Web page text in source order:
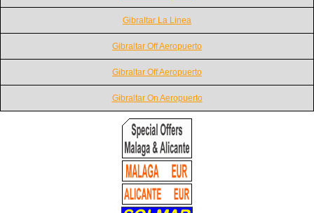
Gibraltar La Linea
Gibraltar Off Aeropuerto
Gibraltar Off Aeropuerto
Gibraltar On Aeropuerto